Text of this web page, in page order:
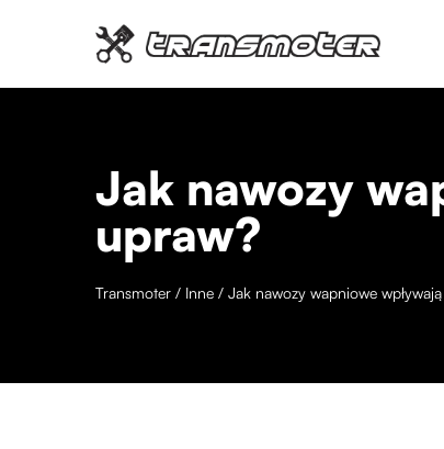
Jak nawozy
upraw?
Transmoter / Inne / Jak nawozy wapniowe